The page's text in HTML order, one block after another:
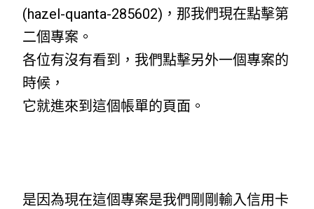
(hazel-quanta-285602)，那我們現在點擊第
二個專案。
各位有沒有看到，我們點擊另外一個專案的
時候，
它就進來到這個帳單的頁面。
是因為現在這個專案是我們剛剛輸入信用卡